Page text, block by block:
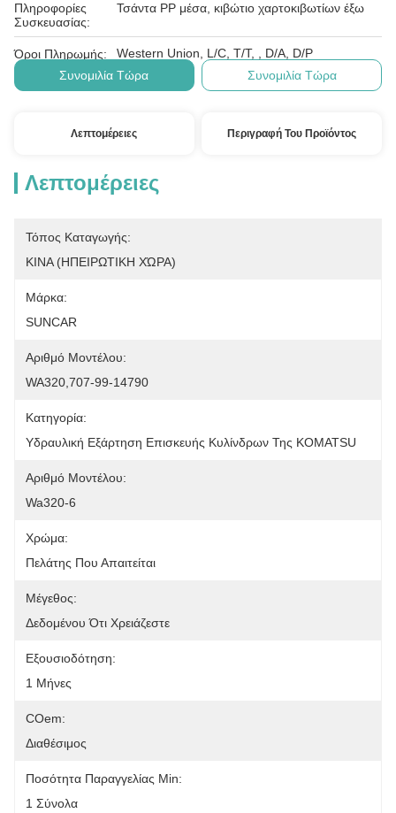
Πληροφορίες
Συσκευασίας:
Τσάντα PP μέσα, κιβώτιο χαρτοκιβωτίων έξω
Όροι Πληρωμής:
Western Union, L/C, T/T, , D/A, D/P
Συνομιλία Τώρα
Συνομιλία Τώρα
Λεπτομέρειες Περιγραφή Του Προϊόντος
Λεπτομέρειες
Τόπος Καταγωγής:
ΚΙΝΑ (ΗΠΕΙΡΩΤΙΚΗ ΧΏΡΑ)
Μάρκα:
SUNCAR
Αριθμό Μοντέλου:
WA320,707-99-14790
Κατηγορία:
Υδραυλική Εξάρτηση Επισκευής Κυλίνδρων Της KOMATSU
Αριθμό Μοντέλου:
Wa320-6
Χρώμα:
Πελάτης Που Απαιτείται
Μέγεθος:
Δεδομένου Ότι Χρειάζεστε
Εξουσιοδότηση:
1 Μήνες
COem:
Διαθέσιμος
Ποσότητα Παραγγελίας Min:
1 Σύνολα